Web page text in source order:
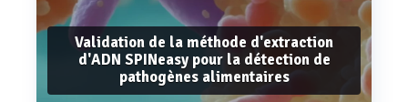
Validation de la méthode d'extraction
d'ADN SPINeasy pour la détection de
pathogènes alimentaires